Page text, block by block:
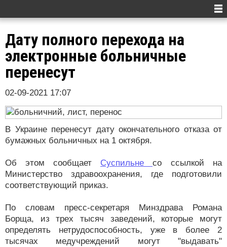
Дату полного перехода на
электронные больничные
перенесут
02-09-2021 17:07
В Украине перенесут дату окончательного отказа от
бумажных больничных на 1 октября.
Об этом сообщает Суспильне со ссылкой на
Министерство здравоохранения, где подготовили
соответствующий приказ.
По словам пресс-секретаря Минздрава Романа
Борща, из трех тысяч заведений, которые могут
определять нетрудоспособность, уже в более 2
тысячах медучреждений могут "выдавать"